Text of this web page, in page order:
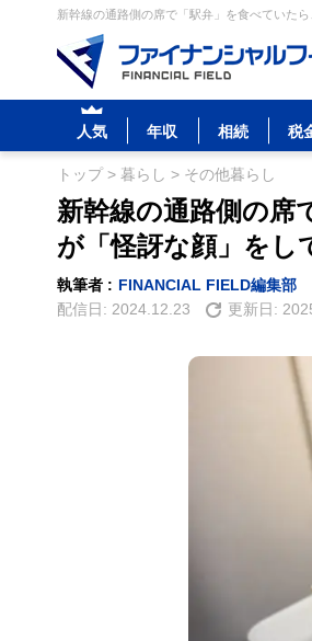
新幹線の通路側の席で「駅弁」を食べていた
人気 年収 相続 税
トップ> 暮らし > その他暮らし
新幹線の通路側の席
が「怪訝な顔」を
執筆者 : FINANCIAL FIELD編集部
配信日: 2024.12.23 更新日: